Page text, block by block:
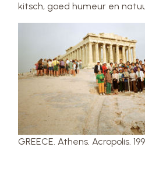
kitsch, goed humeur en
GREECE. Athens. Acropolis.